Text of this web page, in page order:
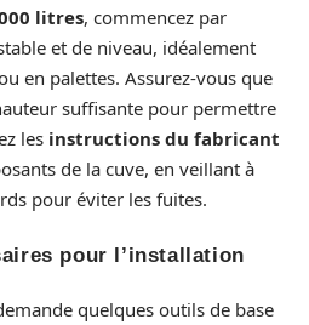
litres, commencez par
et de niveau, idéalement
en palettes. Assurez-vous que
suffisante pour permettre
les instructions du fabricant
de la cuve, en veillant à
pour éviter les fuites.
pour l’installation
quelques outils de base